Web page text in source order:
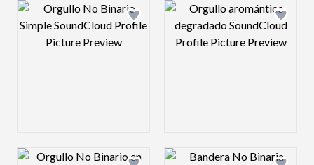
Design preview image Design preview
Design preview image Design preview